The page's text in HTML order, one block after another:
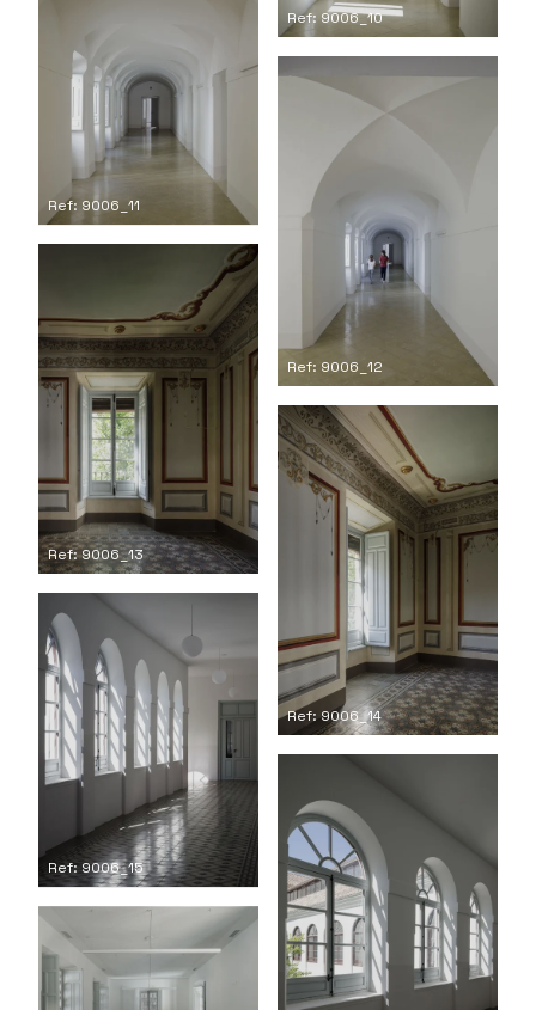
Ref: 9006_10
Ref: 9006_11
Ref: 9006_12
Ref: 9006_13
Ref: 9006_14
Ref: 9006_15